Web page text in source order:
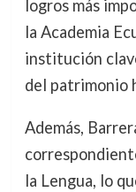
logros más
la Academia
institución
del patrimonio
Además,
la Lengua, lo